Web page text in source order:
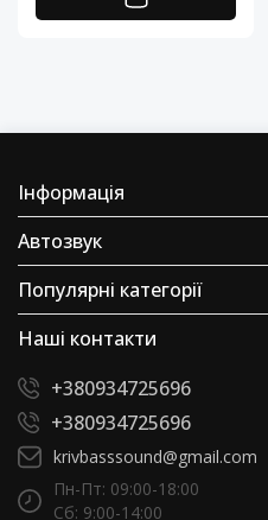
Інформація
Автозвук
Популярні категорії
Наші контакти
+380934725696
+380934725696
krivbasssound@gmail.com
Пн-Пт: 09:00-18:00
Сб: 9:00-14:00